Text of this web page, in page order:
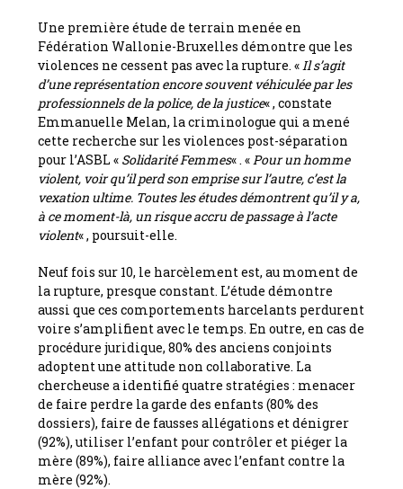
Une première étude de terrain menée en
Fédération Wallonie-Bruxelles démontre que les
violences ne cessent pas avec la rupture. «Il s’agit
d’une représentation encore souvent véhiculée par les
professionnels de la police, de la justice« , constate
Emmanuelle Melan, la criminologue qui a mené
cette recherche sur les violences post-séparation
pour l’ASBL « Solidarité Femmes« . «Pour un homme
violent, voir qu’il perd son emprise sur l’autre, c’est la
vexation ultime. Toutes les études démontrent qu’il y a,
à ce moment-là, un risque accru de passage à l’acte
violent« , poursuit-elle.
Neuf fois sur 10, le harcèlement est, au moment de
la rupture, presque constant. L’étude démontre
aussi que ces comportements harcelants perdurent
voire s’amplifient avec le temps. En outre, en cas de
procédure juridique, 80% des anciens conjoints
adoptent une attitude non collaborative. La
chercheuse a identifié quatre stratégies : menacer
de faire perdre la garde des enfants (80% des
dossiers), faire de fausses allégations et dénigrer
(92%), utiliser l’enfant pour contrôler et piéger la
mère (89%), faire alliance avec l’enfant contre la
mère (92%).